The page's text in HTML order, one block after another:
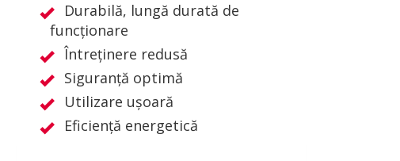
Durabilă, lungă durată de
funcționare
Întreținere redusă
Siguranță optimă
Utilizare uşoară
Eficiență energetică